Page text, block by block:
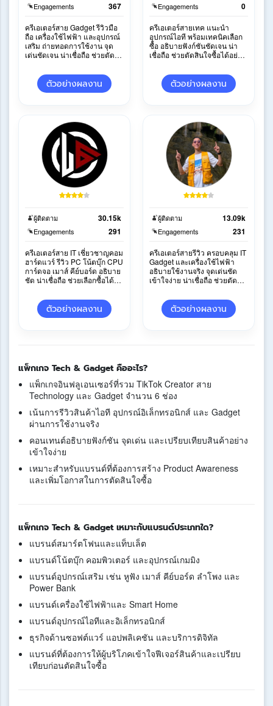
Engagements 367
ครีเอเตอร์สาย Gadget รีวิวมือ
ถือ เครื่องใช้ไฟฟ้า และอุปกรณ์
เสริม ถ่ายทอดการใช้งาน จุด
เด่นชัดเจน น่าเชื่อถือ ช่วยตัดสิน
ตัวอย่างผลงาน
Engagements 0
ครีเอเตอร์สายเทค แนะนำ
อุปกรณ์ไอที พร้อมเทคนิคเลือก
ซื้อ อธิบายฟังก์ชันชัดเจน น่า
เชื่อถือ ช่วยตัดสินใจซื้อได้อย่าง
ตัวอย่างผลงาน
ผู้ติดตาม 30.15k
Engagements 291
ครีเอเตอร์สาย IT เชี่ยวชาญคอม
ฮาร์ดแวร์ รีวิว PC โน้ตบุ๊ก CPU
การ์ดจอ เมาส์ คีย์บอร์ด อธิบาย
ชัด น่าเชื่อถือ ช่วยเลือกซื้อได้
ตัวอย่างผลงาน
ผู้ติดตาม 13.09k
Engagements 231
ครีเอเตอร์สายรีวิว ครอบคลุม IT
Gadget และเครื่องใช้ไฟฟ้า
อธิบายใช้งานจริง จุดเด่นชัด
เข้าใจง่าย น่าเชื่อถือ ช่วยตัดสิน
ตัวอย่างผลงาน
แพ็กเกจ Tech & Gadget คืออะไร?
แพ็กเกจอินฟลูเอนเซอร์ที่รวม TikTok Creator สาย
Technology และ Gadget จำนวน 6 ช่อง
เน้นการรีวิวสินค้าไอที อุปกรณ์อิเล็กทรอนิกส์ และ Gadget
ผ่านการใช้งานจริง
คอนเทนต์อธิบายฟังก์ชัน จุดเด่น และเปรียบเทียบสินค้าอย่าง
เข้าใจง่าย
เหมาะสำหรับแบรนด์ที่ต้องการสร้าง Product Awareness
และเพิ่มโอกาสในการตัดสินใจซื้อ
แพ็กเกจ Tech & Gadget เหมาะกับแบรนด์ประเภทใด?
แบรนด์สมาร์ตโฟนและแท็บเล็ต
แบรนด์โน้ตบุ๊ก คอมพิวเตอร์ และอุปกรณ์เกมมิง
แบรนด์อุปกรณ์เสริม เช่น หูฟัง เมาส์ คีย์บอร์ด ลำโพง และ
Power Bank
แบรนด์เครื่องใช้ไฟฟ้าและ Smart Home
แบรนด์อุปกรณ์ไอทีและอิเล็กทรอนิกส์
ธุรกิจด้านซอฟต์แวร์ แอปพลิเคชัน และบริการดิจิทัล
แบรนด์ที่ต้องการให้ผู้บริโภคเข้าใจฟีเจอร์สินค้าและเปรียบ
เทียบก่อนตัดสินใจซื้อ